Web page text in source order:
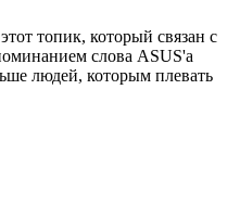
топик, который связан с
слова ASUS'а
людей, которым плевать